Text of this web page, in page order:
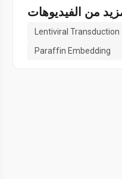
من الفيديوهات
Lentiviral Transduction
Paraffin Embedding